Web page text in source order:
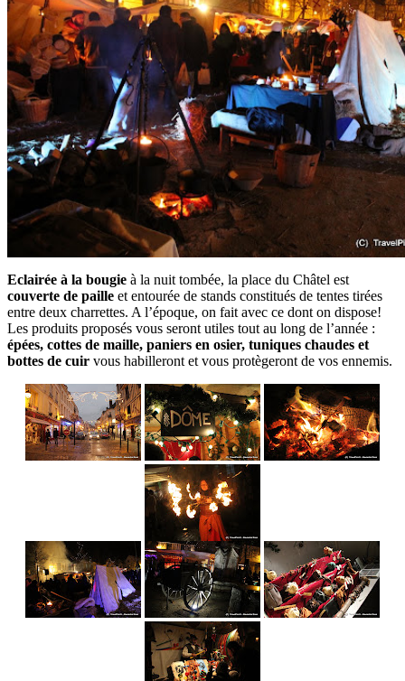
Eclairée à la bougie à la nuit tombée, la place du Châtel est
couverte de paille et entourée de stands constitués de tentes tirées
entre deux charrettes. A l’époque, on fait avec ce dont on dispose!
Les produits proposés vous seront utiles tout au long de l’année :
épées, cottes de maille, paniers en osier, tuniques chaudes et
bottes de cuir vous habilleront et vous protègeront de vos ennemis.